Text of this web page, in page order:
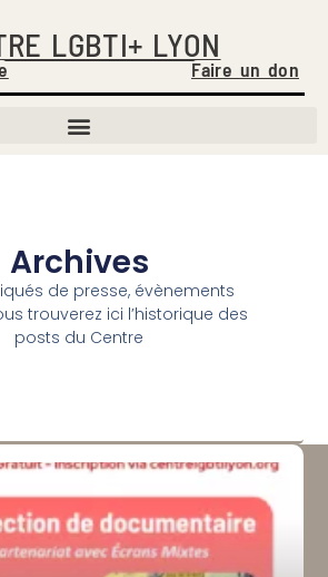
LGBTI+ LYON
Faire un don
Archives
de presse, évènements
trouverez ici l’historique des
posts du Centre